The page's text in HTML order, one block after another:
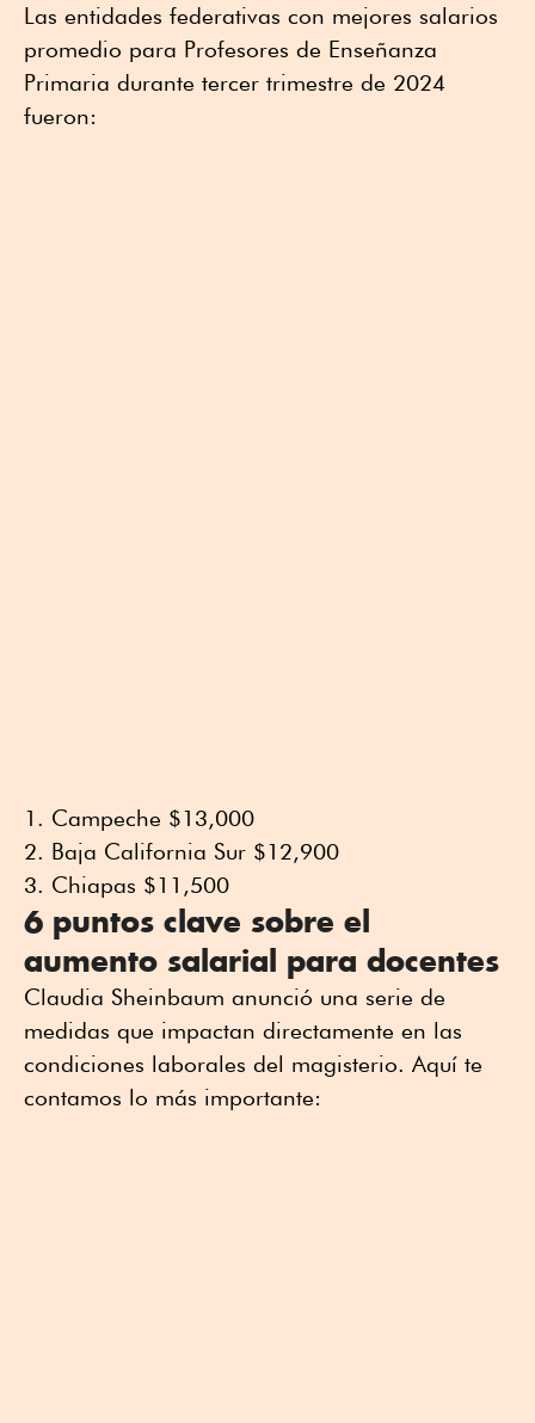
Las entidades federativas con mejores salarios
promedio para Profesores de Enseñanza
Primaria durante tercer trimestre de 2024
fueron:
Campeche $13,000
Baja California Sur $12,900
Chiapas $11,500
6 puntos clave sobre el
aumento salarial para docentes
Claudia Sheinbaum anunció una serie de
medidas que impactan directamente en las
condiciones laborales del magisterio. Aquí te
contamos lo más importante: